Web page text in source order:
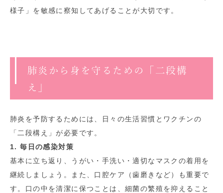
様子」を敏感に察知してあげることが大切です。
肺炎から身を守るための「二段構
え」
肺炎を予防するためには、日々の生活習慣とワクチンの
「二段構え」が必要です。
1. 毎日の感染対策
基本に立ち返り、うがい・手洗い・適切なマスクの着用を
継続しましょう。また、口腔ケア（歯磨きなど）も重要で
す。口の中を清潔に保つことは、細菌の繁殖を抑えること